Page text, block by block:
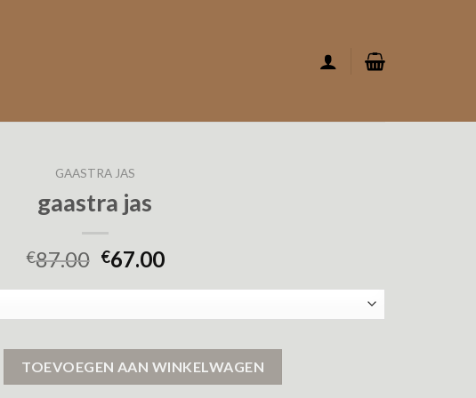
GAASTRA JAS
gaastra jas
€87.00 €67.00
TOEVOEGEN AAN WINKELWAGEN